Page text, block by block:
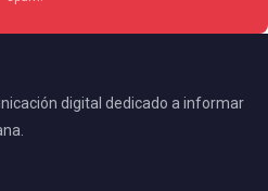
digital dedicado a informar